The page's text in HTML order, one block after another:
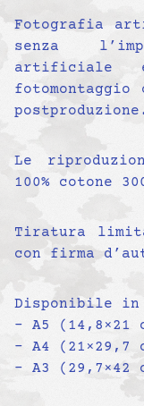
Fotografia
senza
artificiale
postproduzione.
Le
100% cotone
Tiratura
con firma
Disponibile in
– A5 (14,8×21
– A4 (21×29,7
– A3 (29,7×42